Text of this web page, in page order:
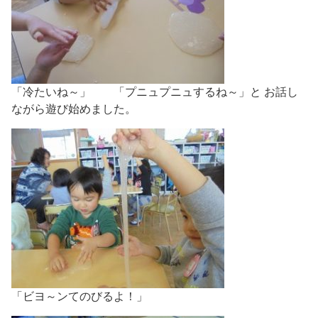
「冷たいね～」 「プニュプニュするね～」と お話し
ながら遊び始めました。
「ビヨ～ンてのびるよ！」